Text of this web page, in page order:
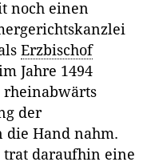
noch einen
Erzbischof
Jahre 1494
der
die Hand nahm.
trat daraufhin eine